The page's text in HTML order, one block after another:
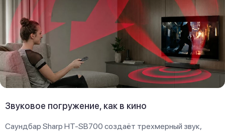
Звуковое погружение, как в кино
Саундбар Sharp HT-SB700 создаёт трехмерный звук,